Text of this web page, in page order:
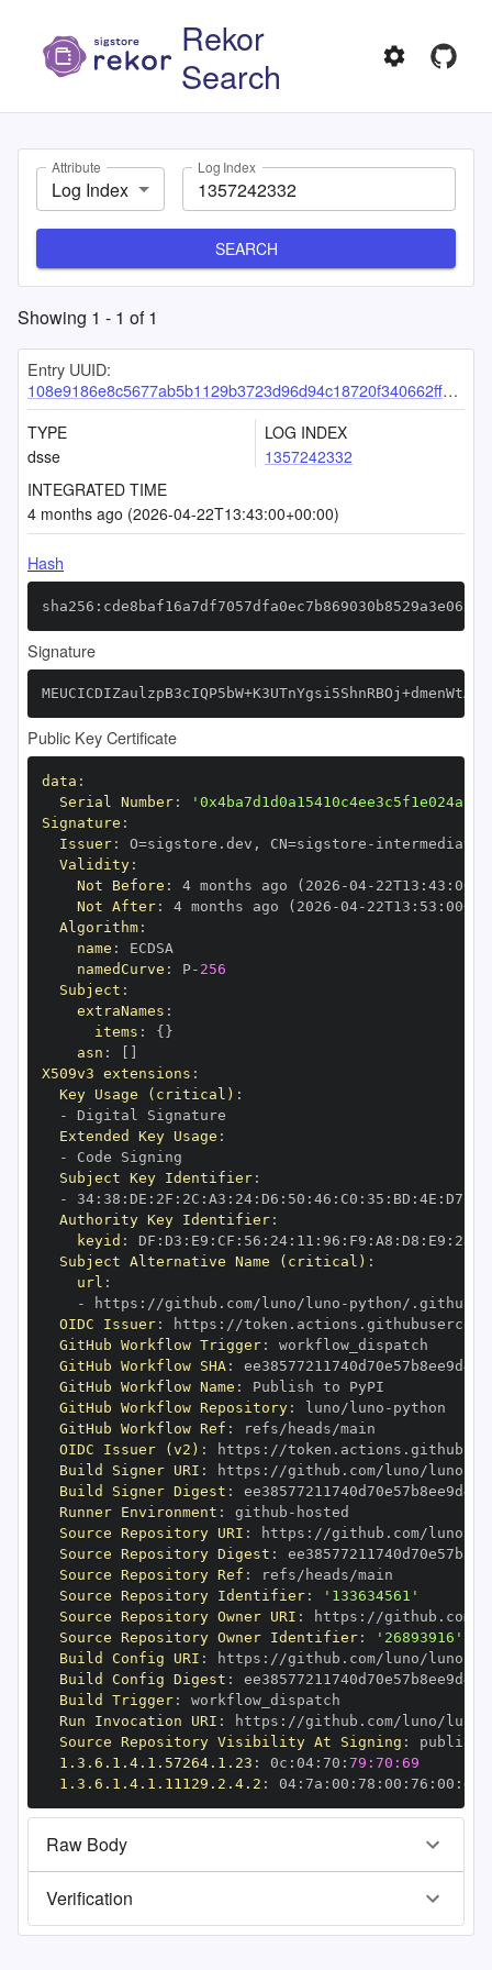
Rekor
Search
Attribute
Log Index
Log Index
SEARCH
Showing 1 - 1 of1
Entry UUID:
108e9186e8c5677ab5b1129b3723d96d94c18720f340662ff6e5c93885d484c4efe8c0f6a93a5f3c
TYPE
dsse
LOG INDEX
1357242332
INTEGRATED TIME
4 months ago (2026-04-22T13:43:00+00:00)
Hash
Signature
Public Key Certificate
data :
Serial Number:
Signature :
Issuer: O=sigstore.dev , CN=sigstore -
Validity:
Not Before : 4 months ago (2026 -04- 22T13 : 43 :
Not After: 4 months ago (2026 -04- 22T13 : 53 : 00+00
Algorithm:
name :
namedCurve : P- 256
Subject :
extraNames :
items : { }
asn :
X509v3 extensions :
Key Usage (critical) :
-
Extended Key Usage :
-
Subject Key Identifier:
-
34: 38 : DE : 2F : 2C : A3 : 24: D6 : 50 : 46 : C0 : 35 : BD : 4E : D7
Authority Key Identifier:
keyid : DF : D3 : E9 : CF : 56 : 24: 11 : 96 : F9 : A8 : D8 : E9 : 28
Subject Alternative Name (critical) :
url :
-
https : //github.com/luno/luno -
OIDC Issuer: https :
GitHub Workflow Trigger:
GitHub Workflow SHA:
GitHub Workflow Name :
GitHub Workflow Repository: luno/luno -
GitHub Workflow Ref :
OIDC Issuer (v2) : https :
Build Signer URI : https : //github.com/luno/luno
Build Signer Digest :
Runner Environment : github -
Source Repository URI : https : //github.com/luno/
Source Repository Digest :
Source Repository Ref :
Source Repository Identifier:
'133634561'
Source Repository Owner URI : https :
Source Repository Owner Identifier:
'26893916'
Build Config URI : https : //github.com/luno/luno
Build Config Digest :
Build Trigger:
Run Invocation URI : https : //github.com/luno/luno
Source Repository Visibility At Signing :
1.3.6.1.4.1.57264.1.23 : 0c : 04: 70 : 79:70:69
1.3.6.1.4.1.11129.2.4.2 : 04: 7a : 00 : 78 : 00 : 76 : 00 : dd
Raw Body
Verification